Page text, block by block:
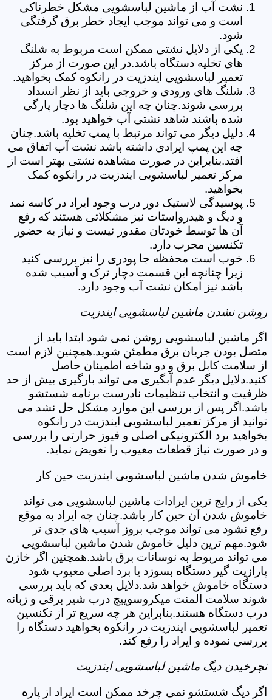
نشت آب از ماشین لباسشویی مشکل خطرناکی
است و می تواند موجب ایجاد خطر برق گرفتگی
شود.
یکی از دلایل نشتی ممکن است مربوط به شلنگ
های تخلیه دستگاه باشد.در این صورت از مرکز
تعمیر لباسشویی ایندزیت در رانکوه کمک بخواهید.
شلنگ های ورودی و خروجی باید از نظر انسداد
بررسی شوند.چنان چه این شلنگ ها دچار پارگی
شده باشند شاهد نشتی آب خواهید بود.
دلیل دیگر می تواند مرتبط با پمپ تخلیه باشد.چنان
چه این پمپ ایرادی داشته باشد نشت آب اتفاق می
افتد.بنابراین در صورت مشاهده نشتی بهتر است از
مرکز تعمیر لباسشویی ایندزیت در رانکوه کمک
بخواهید.
پوسیدگی لاستیک دور درب وجود ایراد در کاسه نمد
و دیگ و هیدرواستات نیز مشکلاتی هستند که رفع
آن ها توسط خودتان مقدور نیست و نیاز به حضور
تکنسین مجرب دارد.
خوب است محفظه جا پودری را نیز بررسی کنید
زیرا چنانچه این قسمت دچار ترک و آسیب شده
باشد نیز امکان نشت آب وجود دارد.
روشن نشدن ماشین لباسشویی ایندزیت
اگر ماشین لباسشویی روشن نمی شود ابتدا باید از
متصل بودن جریان برق مطمئن شوید.همچنین لازم است
از سلامت کابل برق و دو شاخه اطمینان حاصل
کنید.دلایل دیگر عدم آبگیری می تواند بارگیری بیش از حد
ظرفیت و انتخاب تنظیمات نادرست برنامه شستشو
باشد.اگر پس از بررسی این موارد مشکل حل نشد می
توانید از مرکز تعمیر لباسشویی ایندزیت در رانکوه
بخواهید برد الکترونیکی اصلی و فیوز حرارتی را بررسی
و در صورت نیاز قطعات معیوب را تعویض نماید.
خاموش شدن ماشین لباسشویی ایندزیت حین کار
یکی از رایج ترین ایرادات ماشین لباسشویی می تواند
خاموش شدن آن حین کار باشد.چنان چه ایراد به موقع
رفع نشود می تواند موجب بروز آسیب های جدی تر
شود.مهم ترین دلیل خاموش شدن ماشین لباسشویی
می تواند مربوط به نوسانات برق باشد.همچنین اگر خازن
پارازیت گیر دستگاه بسوزد یا برد اصلی معیوب شود
دستگاه خاموش خواهد شد.دلایل بعدی که باید بررسی
شوند سلامت المنت میکروسوییچ درب شیر برقی و زبانه
درب دستگاه هستند.بنابراین هر چه سریع تر از تکنسین
تعمیر لباسشویی ایندزیت در رانکوه بخواهید دستگاه را
بررسی نموده و ایراد را رفع کند.
نچرخیدن دیگ ماشین لباسشویی ایندزیت
اگر دیگ شستشو نمی چرخد ممکن است ایراد از پاره